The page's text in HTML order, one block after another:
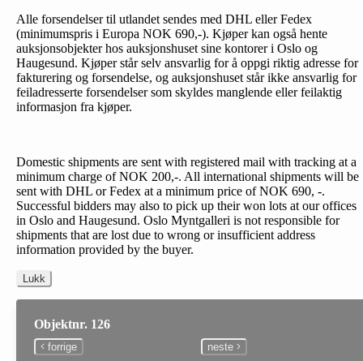
Alle forsendelser til utlandet sendes med DHL eller Fedex
(minimumspris i Europa NOK 690,-). Kjøper kan også hente
auksjonsobjekter hos auksjonshuset sine kontorer i Oslo og
Haugesund. Kjøper står selv ansvarlig for å oppgi riktig adresse for
fakturering og forsendelse, og auksjonshuset står ikke ansvarlig for
feiladresserte forsendelser som skyldes manglende eller feilaktig
informasjon fra kjøper.
Domestic shipments are sent with registered mail with tracking at a
minimum charge of NOK 200,-. All international shipments will be
sent with DHL or Fedex at a minimum price of NOK 690, -.
Successful bidders may also to pick up their won lots at our offices
in Oslo and Haugesund. Oslo Myntgalleri is not responsible for
shipments that are lost due to wrong or insufficient address
information provided by the buyer.
Lukk
Objektnr. 126
forrige
neste